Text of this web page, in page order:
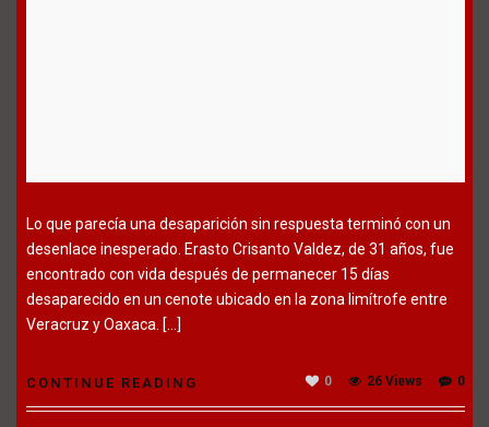
Lo que parecía una desaparición sin respuesta terminó con un
desenlace inesperado. Erasto Crisanto Valdez, de 31 años, fue
encontrado con vida después de permanecer 15 días
desaparecido en un cenote ubicado en la zona limítrofe entre
Veracruz y Oaxaca. […]
CONTINUE READING 0
26 Views
0